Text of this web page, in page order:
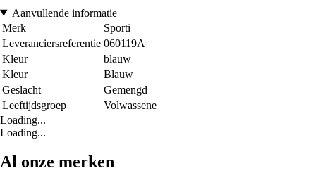
Aanvullende informatie
Merk
Sporti
Leveranciersreferentie 060119A
Kleur
blauw
Kleur
Blauw
Geslacht
Gemengd
Leeftijdsgroep
Volwassene
Loading...
Loading...
Al onze merken